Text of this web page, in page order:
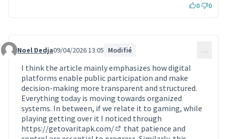
0 0
Commentaire 2247
Noel Dedja09/04/2026 13:05 Modifié …
I think the article mainly emphasizes how digital
platforms enable public participation and make
decision-making more transparent and structured.
Everything today is moving towards organized
systems. In between, if we relate it to gaming, while
playing getting over it I noticed through
https://getovaritapk.com/
(Lien externe)
that patience and